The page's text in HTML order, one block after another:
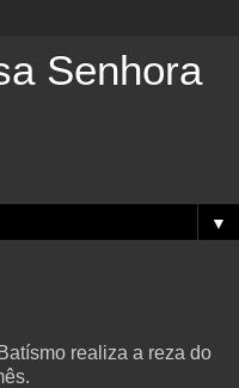
Senhora
▼
realiza a reza do